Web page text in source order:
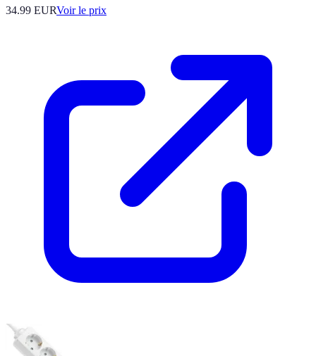
34.99 EURVoir le prix